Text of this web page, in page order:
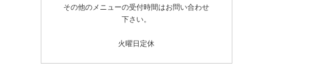
その他のメニューの受付時間はお問い合わせ
下さい。
火曜日定休